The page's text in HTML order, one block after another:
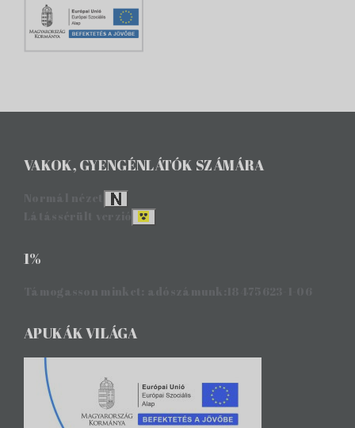
VAKOK, GYENGÉNLÁTÓK SZÁMÁRA
1%
APUKÁK VILÁGA